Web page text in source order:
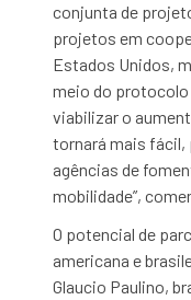
conjunta de
projetos em
Estados Unidos,
meio do
viabilizar o
tornará mais fácil,
agências de
mobilidade”,
O potencial de
americana e
Glaucio Paulino,